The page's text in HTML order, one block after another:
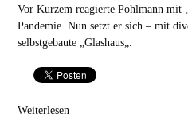
Vor Kurzem reagierte Pohlmann mit
Pandemie. Nun setzt er sich – mit
selbstgebaute „Glashaus„.
Weiterlesen